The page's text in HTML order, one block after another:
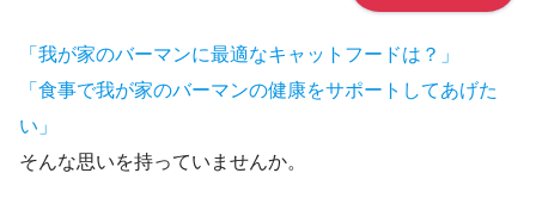
「我が家のバーマンに最適なキャットフードは？」
「食事で我が家のバーマンの健康をサポートしてあげた
い」
そんな思いを持っていませんか。